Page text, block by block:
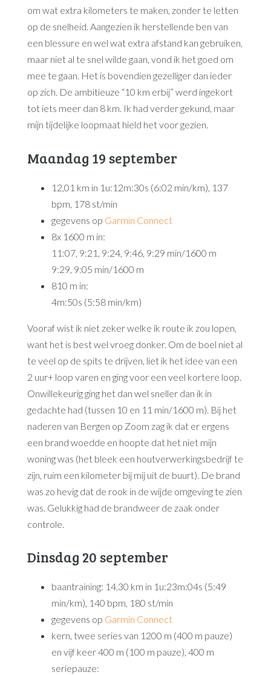
om wat extra kilometers te maken, zonder te letten
op de snelheid. Aangezien ik herstellende ben van
een blessure en wel wat extra afstand kan gebruiken,
maar niet al te snel wilde gaan, vond ik het goed om
mee te gaan. Het is bovendien gezelliger dan ieder
op zich. De ambitieuze “10 km erbij” werd ingekort
tot iets meer dan 8 km. Ik had verder gekund, maar
mijn tijdelijke loopmaat hield het voor gezien.
Maandag 19 september
12,01 km in 1u:12m:30s (6:02 min/km), 137
bpm, 178 st/min
gegevens op Garmin Connect
8x 1600 m in:
11:07, 9:21, 9:24, 9:46, 9:29 min/1600 m
9:29, 9:05 min/1600 m
810 m in:
4m:50s (5:58 min/km)
Vooraf wist ik niet zeker welke ik route ik zou lopen,
want het is best wel vroeg donker. Om de boel niet al
te veel op de spits te drijven, liet ik het idee van een
2 uur+ loop varen en ging voor een veel kortere loop.
Onwillekeurig ging het dan wel sneller dan ik in
gedachte had (tussen 10 en 11 min/1600 m). Bij het
naderen van Bergen op Zoom zag ik dat er ergens
een brand woedde en hoopte dat het niet mijn
woning was (het bleek een houtverwerkingsbedrijf te
zijn, ruim een kilometer bij mij uit de buurt). De brand
was zo hevig dat de rook in de wijde omgeving te zien
was. Gelukkig had de brandweer de zaak onder
controle.
Dinsdag 20 september
baantraining: 14,30 km in 1u:23m:04s (5:49
min/km), 140 bpm, 180 st/min
gegevens op Garmin Connect
kern, twee series van 1200 m (400 m pauze)
en vijf keer 400 m (100 m pauze), 400 m
seriepauze: